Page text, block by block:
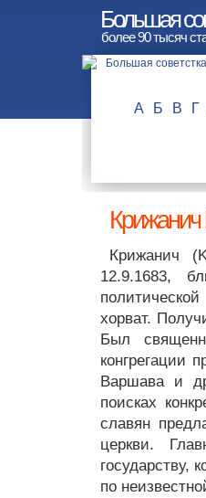
Большая
более 90 тысяч
А Б В Г
Крижанич
12.9.1683,
хорват.
Был
конгрегации
Варшава и
поисках
славян
церкви.
государству,
по